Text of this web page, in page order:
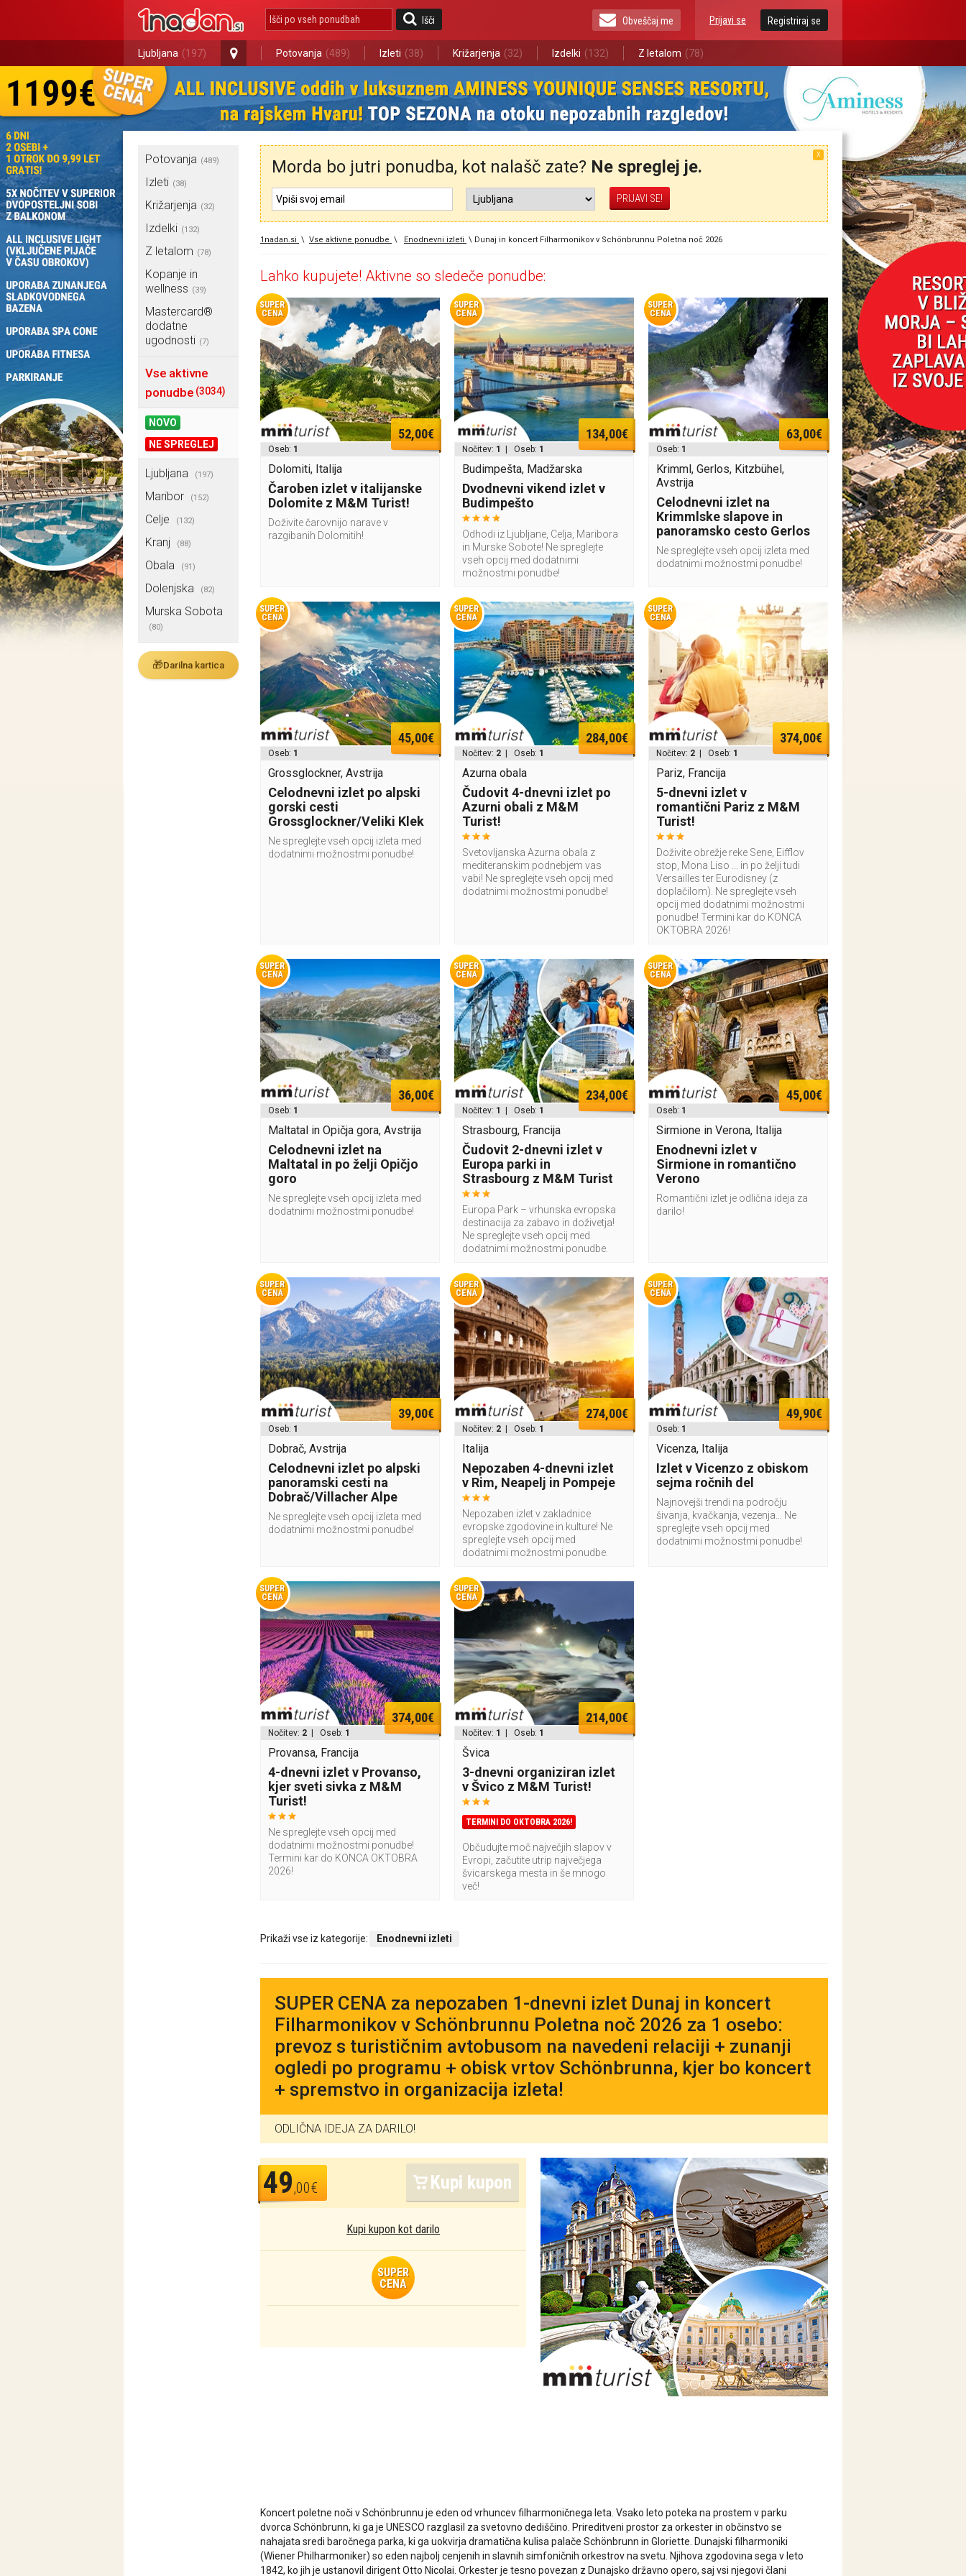
Išči Prijavi se Registriraj se
Obveščaj me
Ljubljana (197) Potovanja (489) Izleti (38) Križarjenja (32) Izdelki (132) Z letalom (78)
Potovanja (489)
Izleti (38)
Križarjenja (32)
Izdelki (132)
Z letalom (78)
Kopanje in
wellness (39)
Mastercard®
dodatne
ugodnosti (7)
Vse aktivne
ponudbe (3034)
NOVO
NE SPREGLEJ
Ljubljana (197)
Maribor (152)
Celje (132)
Kranj (88)
Obala (91)
Dolenjska (82)
Murska Sobota
(80)
🎁Darilna kartica
X
Morda bo jutri ponudba, kot nalašč zate? Ne spreglej je.
1nadan.si \ Vse aktivne ponudbe \ Enodnevni izleti \ Dunaj in koncert Filharmonikov v Schönbrunnu Poletna noč 2026
Lahko kupujete! Aktivne so sledeče ponudbe:
SUPER
CENA
52,00€
Oseb: 1
Dolomiti, Italija
Čaroben izlet v italijanske
Dolomite z M&M Turist!
Doživite čarovnijo narave v
razgibanih Dolomitih!
SUPER
CENA
134,00€
Nočitev: 1 | Oseb: 1
Budimpešta, Madžarska
Dvodnevni vikend izlet v
Budimpešto
Odhodi iz Ljubljane, Celja, Maribora
in Murske Sobote! Ne spreglejte
vseh opcij med dodatnimi
možnostmi ponudbe!
SUPER
CENA
63,00€
Oseb: 1
Krimml, Gerlos, Kitzbühel,
Avstrija
Celodnevni izlet na
Krimmlske slapove in
panoramsko cesto Gerlos
Ne spreglejte vseh opcij izleta med
dodatnimi možnostmi ponudbe!
SUPER
CENA
45,00€
Oseb: 1
Grossglockner, Avstrija
Celodnevni izlet po alpski
gorski cesti
Grossglockner/Veliki Klek
Ne spreglejte vseh opcij izleta med
dodatnimi možnostmi ponudbe!
SUPER
CENA
284,00€
Nočitev: 2 | Oseb: 1
Azurna obala
Čudovit 4-dnevni izlet po
Azurni obali z M&M
Turist!
Svetovljanska Azurna obala z
mediteranskim podnebjem vas
vabi! Ne spreglejte vseh opcij med
dodatnimi možnostmi ponudbe!
SUPER
CENA
374,00€
Nočitev: 2 | Oseb: 1
Pariz, Francija
5-dnevni izlet v
romantični Pariz z M&M
Turist!
Doživite obrežje reke Sene, Eifflov
stop, Mona Liso ... in po želji tudi
Versailles ter Eurodisney (z
doplačilom). Ne spreglejte vseh
opcij med dodatnimi možnostmi
ponudbe! Termini kar do KONCA
OKTOBRA 2026!
SUPER
CENA
36,00€
Oseb: 1
Maltatal in Opičja gora, Avstrija
Celodnevni izlet na
Maltatal in po želji Opičjo
goro
Ne spreglejte vseh opcij izleta med
dodatnimi možnostmi ponudbe!
SUPER
CENA
234,00€
Nočitev: 1 | Oseb: 1
Strasbourg, Francija
Čudovit 2-dnevni izlet v
Europa parki in
Strasbourg z M&M Turist
Europa Park – vrhunska evropska
destinacija za zabavo in doživetja!
Ne spreglejte vseh opcij med
dodatnimi možnostmi ponudbe.
SUPER
CENA
45,00€
Oseb: 1
Sirmione in Verona, Italija
Enodnevni izlet v
Sirmione in romantično
Verono
Romantični izlet je odlična ideja za
darilo!
SUPER
CENA
39,00€
Oseb: 1
Dobrač, Avstrija
Celodnevni izlet po alpski
panoramski cesti na
Dobrač/Villacher Alpe
Ne spreglejte vseh opcij izleta med
dodatnimi možnostmi ponudbe!
SUPER
CENA
274,00€
Nočitev: 2 | Oseb: 1
Italija
Nepozaben 4-dnevni izlet
v Rim, Neapelj in Pompeje
Nepozaben izlet v zakladnice
evropske zgodovine in kulture! Ne
spreglejte vseh opcij med
dodatnimi možnostmi ponudbe.
SUPER
CENA
49,90€
Oseb: 1
Vicenza, Italija
Izlet v Vicenzo z obiskom
sejma ročnih del
Najnovejši trendi na področju
šivanja, kvačkanja, vezenja... Ne
spreglejte vseh opcij med
dodatnimi možnostmi ponudbe!
SUPER
CENA
374,00€
Nočitev: 2 | Oseb: 1
Provansa, Francija
4-dnevni izlet v Provanso,
kjer sveti sivka z M&M
Turist!
Ne spreglejte vseh opcij med
dodatnimi možnostmi ponudbe!
Termini kar do KONCA OKTOBRA
2026!
SUPER
CENA
214,00€
Nočitev: 1 | Oseb: 1
Švica
3-dnevni organiziran izlet
v Švico z M&M Turist!
TERMINI DO OKTOBRA 2026!
Občudujte moč največjih slapov v
Evropi, začutite utrip največjega
švicarskega mesta in še mnogo
več!
Prikaži vse iz kategorije: Enodnevni izleti
SUPER CENA za nepozaben 1-dnevni izlet Dunaj in koncert
Filharmonikov v Schönbrunnu Poletna noč 2026 za 1 osebo:
prevoz s turističnim avtobusom na navedeni relaciji + zunanji
ogledi po programu + obisk vrtov Schönbrunna, kjer bo koncert
+ spremstvo in organizacija izleta!
ODLIČNA IDEJA ZA DARILO!
49,00€ Kupi kupon
Kupi kupon kot darilo
SUPER
CENA
Koncert poletne noči v Schönbrunnu je eden od vrhuncev filharmoničnega leta. Vsako leto poteka na prostem v parku
dvorca Schönbrunn, ki ga je UNESCO razglasil za svetovno dediščino. Prireditveni prostor za orkester in občinstvo se
nahajata sredi baročnega parka, ki ga uokvirja dramatična kulisa palače Schönbrunn in Gloriette. Dunajski filharmoniki
(Wiener Philharmoniker) so eden najbolj cenjenih in slavnih simfoničnih orkestrov na svetu. Njihova zgodovina sega v leto
1842, ko jih je ustanovil dirigent Otto Nicolai. Orkester je tesno povezan z Dunajsko državno opero, saj vsi njegovi člani